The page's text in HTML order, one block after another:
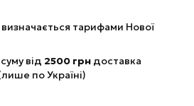
тарифами Нової
від 2500 грн доставка
по Україні)